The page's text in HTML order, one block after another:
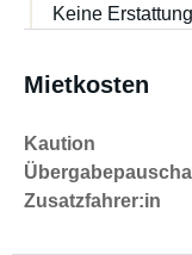
Keine Erstattung
Mietkosten
Kaution
Zusatzfahrer:in